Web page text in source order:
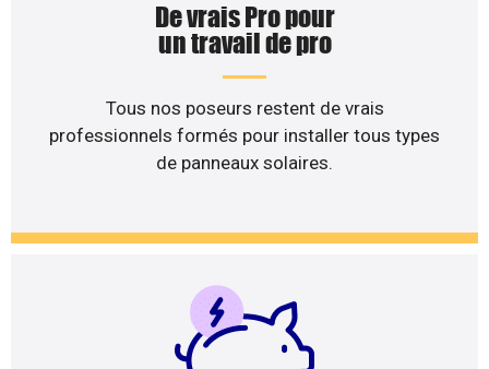
De vrais Pro pour
un travail de pro
Tous nos poseurs restent de vrais
professionnels formés pour installer tous types
de panneaux solaires.